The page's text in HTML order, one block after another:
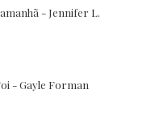
- Jennifer L.
- Gayle Forman